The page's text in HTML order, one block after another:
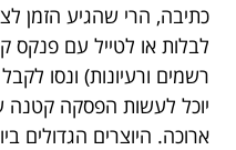
כתיבה, הרי שהגיע הזמן
לבלות או לטייל עם פנקס
רשמים ורעיונות) ונסו
יוכל לעשות הפסקה
ארוכה. היוצרים הגדולים